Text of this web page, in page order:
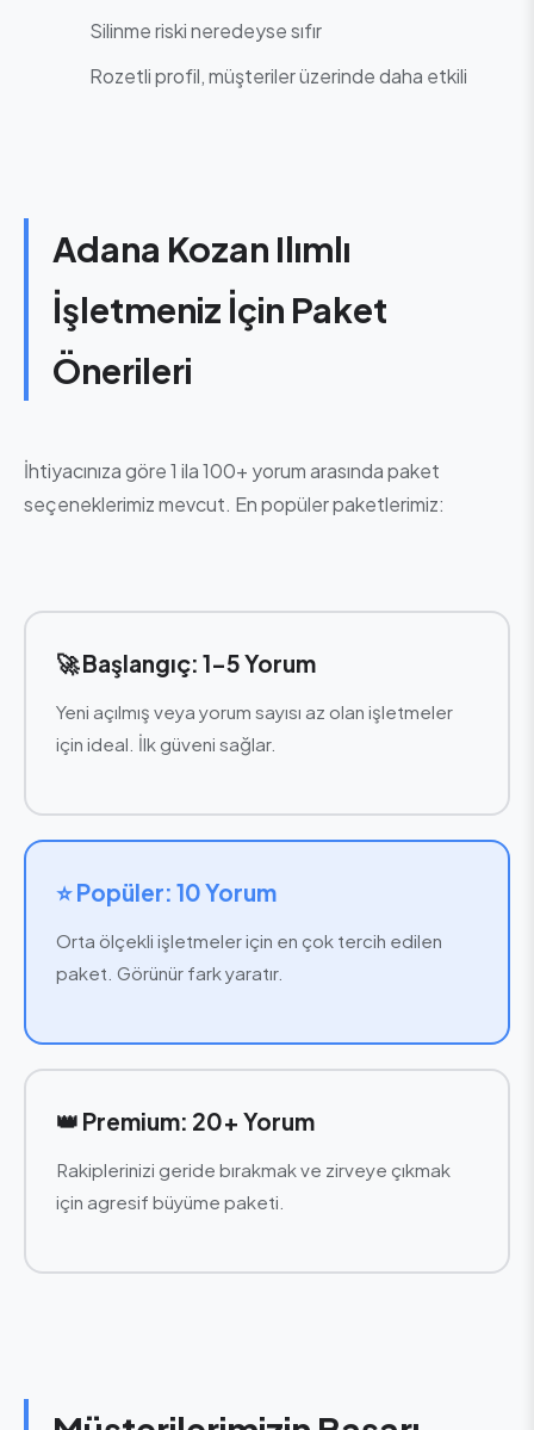
Silinme riski neredeyse sıfır
Rozetli profil, müşteriler üzerinde daha etkili
Adana Kozan Ilımlı
İşletmeniz İçin Paket
Önerileri
İhtiyacınıza göre 1 ila 100+ yorum arasında paket
seçeneklerimiz mevcut. En popüler paketlerimiz:
🚀 Başlangıç: 1-5 Yorum
Yeni açılmış veya yorum sayısı az olan işletmeler
için ideal. İlk güveni sağlar.
⭐ Popüler: 10 Yorum
Orta ölçekli işletmeler için en çok tercih edilen
paket. Görünür fark yaratır.
👑 Premium: 20+ Yorum
Rakiplerinizi geride bırakmak ve zirveye çıkmak
için agresif büyüme paketi.